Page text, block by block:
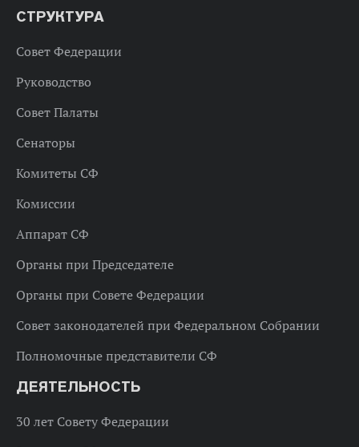
СТРУКТУРА
Совет Федерации
Руководство
Совет Палаты
Сенаторы
Комитеты СФ
Комиссии
Аппарат СФ
Органы при Председателе
Органы при Совете Федерации
Совет законодателей при Федеральном Собрании
Полномочные представители СФ
ДЕЯТЕЛЬНОСТЬ
30 лет Совету Федерации